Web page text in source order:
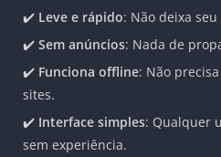
✔️ Leve e rápido: Não deixa
✔️ Sem anúncios: Nada de
✔️ Funciona offline: Não
sites.
✔️ Interface simples: Qualquer
sem experiência.